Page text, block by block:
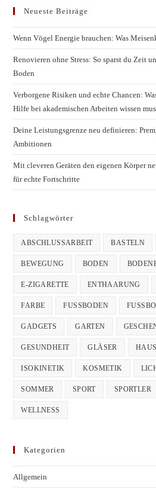
Neueste Beiträge
Wenn Vögel Energie brauchen: Was
Renovieren ohne Stress: So sparst du Zeit
Boden
Verborgene Risiken und echte Chancen:
Hilfe bei akademischen Arbeiten wissen
Deine Leistungsgrenze neu definieren:
Ambitionen
Mit cleveren Geräten den eigenen Körper
für echte Fortschritte
Schlagwörter
ABSCHLUSSARBEIT BASTELN
BEWEGUNG BODEN
E-ZIGARETTE ENTHAARUNG
FARBE FUSSBODEN
GADGETS GARTEN
GESUNDHEIT GLÄSER
ISOKINETIK KOSMETIK
SOMMER SPORT SPORTLER
WELLNESS
Kategorien
Allgemein